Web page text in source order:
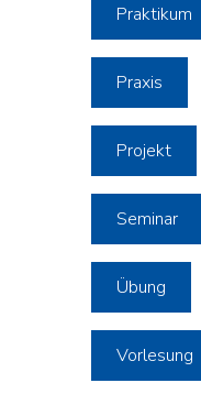
Praktikum
Praxis
Projekt
Seminar
Übung
Vorlesung